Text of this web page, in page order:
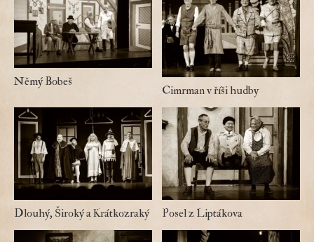
Němý Bobeš
Cimrman v říši hudby
Dlouhý, Široký a Krátkozraký Posel z Liptákova